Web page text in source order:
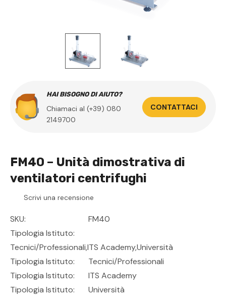
HAI BISOGNO DI AIUTO?
Chiamaci al (+39) 080
2149700
CONTATTACI
FM40 – Unità dimostrativa di
ventilatori centrifughi
Scrivi una recensione
SKU:
FM40
Tipologia Istituto:
Tecnici/professionali,ITS Academy,Università
Tipologia Istituto:
Tecnici/Professionali
Tipologia Istituto:
ITS Academy
Tipologia Istituto:
Università